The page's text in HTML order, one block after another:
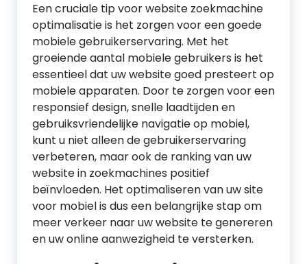
Een cruciale tip voor website zoekmachine
optimalisatie is het zorgen voor een goede
mobiele gebruikerservaring. Met het
groeiende aantal mobiele gebruikers is het
essentieel dat uw website goed presteert op
mobiele apparaten. Door te zorgen voor een
responsief design, snelle laadtijden en
gebruiksvriendelijke navigatie op mobiel,
kunt u niet alleen de gebruikerservaring
verbeteren, maar ook de ranking van uw
website in zoekmachines positief
beïnvloeden. Het optimaliseren van uw site
voor mobiel is dus een belangrijke stap om
meer verkeer naar uw website te genereren
en uw online aanwezigheid te versterken.